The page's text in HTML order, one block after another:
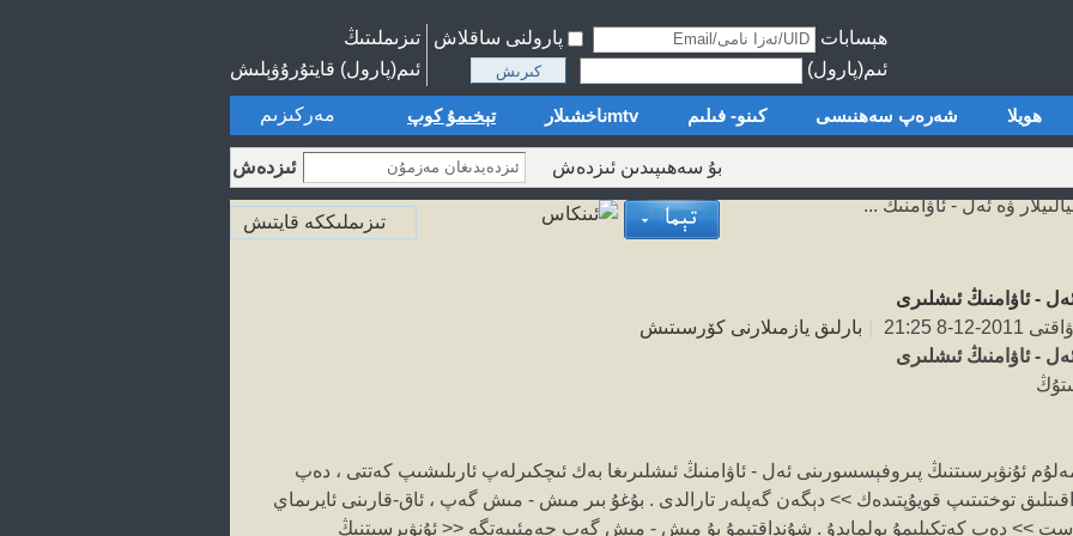
تىزىملىتىڭ
ئىم(پارول) قايتۇرۇۋېلىش
ھېسابات
پارولنى ساقلاش
ئىم(پارول)
كىرىش
مەركىزىم ھويلا شەرەپ سەھنىسى كىنو- فىلىم mtvناخشىلار تېخىمۇ كوپ
بۇ سەھىپىدىن ئىزدەش ئىزدەش
ۋە ئەل - ئاۋامنىڭ ...
تىزىملىككە قايتىش
ئەل - ئاۋامنىڭ ئىشلىرى
12-8 21:25
بارلىق يازمىلارنى كۆرسىتىش
ئەل - ئاۋامنىڭ ئىشلىرى
مەلۇم ئۇنۋېرسىتنىڭ پىروفېسسورىنى ئەل - ئاۋامنىڭ ئىشلىرىغا بەك ئىچكىرلەپ ئارىلىشىپ كەتتى ، دەپ
توختىتىپ قويۇپتىدەك >> دېگەن گەپلەر تارالدى . بۇغۇ بىر مىش - مىش گەپ ، ئاق-قارىنى ئايرىماي
>> دەپ كەتكىلىمۇ بولمايدۇ . شۇنداقتىمۇ بۇ مىش - مىش گەپ جەمئىيەتگە << ئۇنۋېرسىتنىڭ